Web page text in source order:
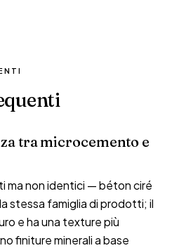
tra microcemento e
ma non identici — béton ciré
stessa famiglia di prodotti; il
e ha una texture più
finiture minerali a base